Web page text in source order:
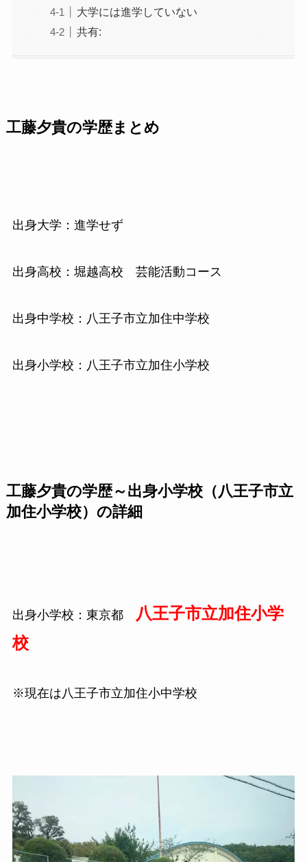
大学には進学していない
共有:
工藤夕貴の学歴まとめ
出身大学：進学せず
出身高校：堀越高校 芸能活動コース
出身中学校：八王子市立加住中学校
出身小学校：八王子市立加住小学校
工藤夕貴の学歴～出身小学校（八王子市立
加住小学校）の詳細
出身小学校：東京都
八王子市立加住小学
校
※現在は八王子市立加住小中学校